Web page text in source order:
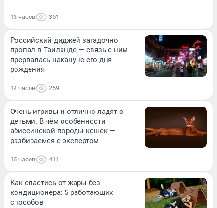
13 часов 351
Российский диджей загадочно
пропал в Таиланде — связь с ним
прервалась накануне его дня
рождения
14 часов 259
Очень игривы и отлично ладят с
детьми. В чём особенности
абиссинской породы кошек —
разбираемся с экспертом
15 часов 411
Как спастись от жары без
кондиционера: 5 работающих
способов